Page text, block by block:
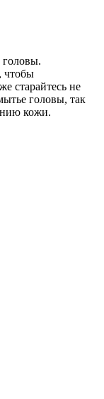
головы.
чтобы
старайтесь не
головы, так
кожи.